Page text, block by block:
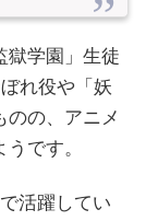
獄学園」生徒
れ役や「妖
のの、アニメ
です。
活躍してい